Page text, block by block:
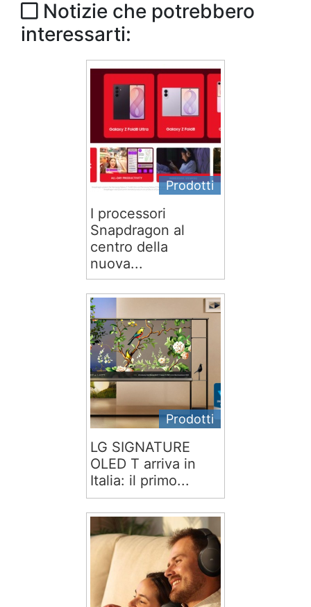
Notizie che potrebbero
interessarti:
Prodotti
I processori
Snapdragon al
centro della
nuova...
Prodotti
LG SIGNATURE
OLED T arriva in
Italia: il primo...